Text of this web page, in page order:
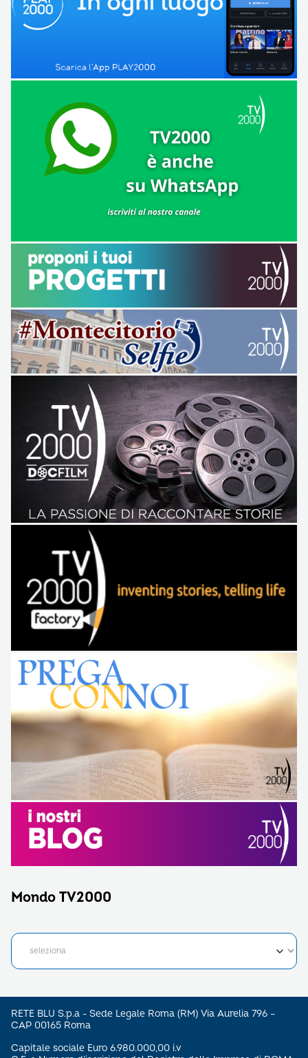
Mondo TV2000
RETE BLU S.p.a - Sede Legale Roma (RM) Via Aurelia 796 –
CAP 00165 Roma
Capitale sociale Euro 6.980.000,00 i.v